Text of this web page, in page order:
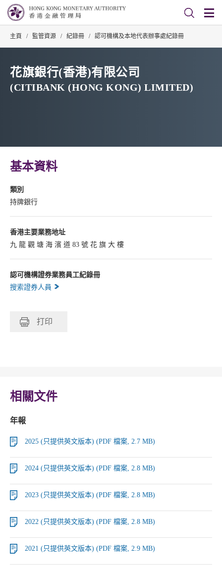
主頁 / 監管資源 / 紀錄冊 / 認可機構及本地代表辦事處紀錄冊
花旗銀行(香港)有限公司
(CITIBANK (HONG KONG) LIMITED)
基本資料
類別
持牌銀行
香港主要業務地址
九 龍 觀 塘 海 濱 道 83 號 花 旗 大 樓
認可機構證券業務員工紀錄冊
搜索證券人員
打印
相關文件
年報
2025 (只提供英文版本) (PDF 檔案, 2.7 MB)
2024 (只提供英文版本) (PDF 檔案, 2.8 MB)
2023 (只提供英文版本) (PDF 檔案, 2.8 MB)
2022 (只提供英文版本) (PDF 檔案, 2.8 MB)
2021 (只提供英文版本) (PDF 檔案, 2.9 MB)